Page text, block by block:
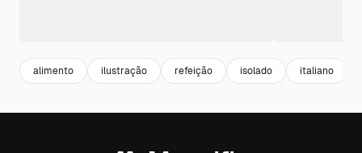
alimento ilustração refeição isolado italiano